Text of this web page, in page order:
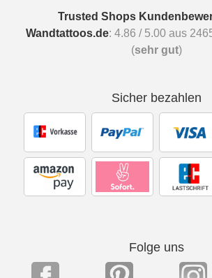
Trusted Shops
Wandtattoos.de: 4.86 / 5.00 aus
(sehr gut)
Sicher bezahlen
Folge uns